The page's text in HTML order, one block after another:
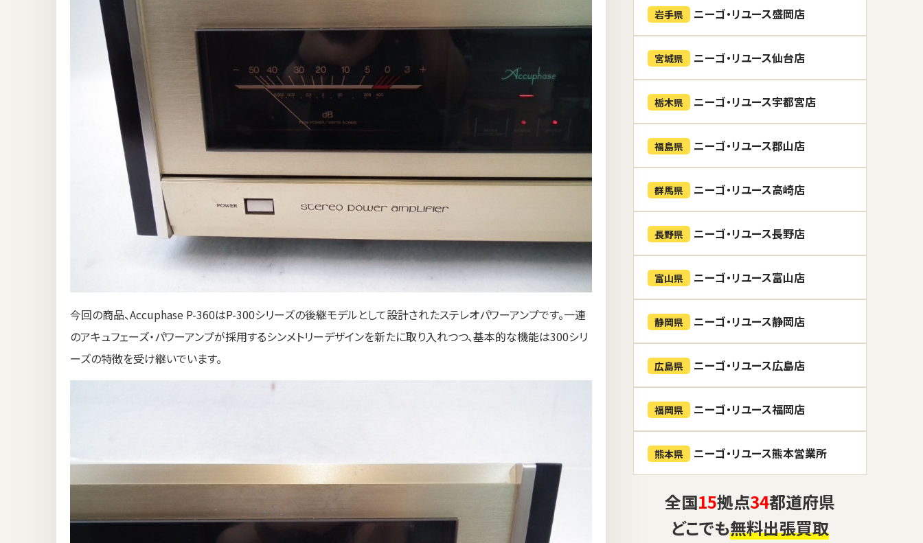
今回の商品、Accuphase P-360はP-300シリーズの後継モデルとして設計されたステレオパワーアンプです。一連
のアキュフェーズ・パワーアンプが採用するシンメトリーデザインを新たに取り入れつつ、基本的な機能は300シリ
ーズの特徴を受け継いでいます。
岩手県 ニーゴ・リユース盛岡店
宮城県 ニーゴ・リユース仙台店
栃木県 ニーゴ・リユース宇都宮店
福島県 ニーゴ・リユース郡山店
群馬県 ニーゴ・リユース高崎店
長野県 ニーゴ・リユース長野店
富山県 ニーゴ・リユース富山店
静岡県 ニーゴ・リユース静岡店
広島県 ニーゴ・リユース広島店
福岡県 ニーゴ・リユース福岡店
熊本県 ニーゴ・リユース熊本営業所
全国15拠点34都道府県
どこでも無料出張買取